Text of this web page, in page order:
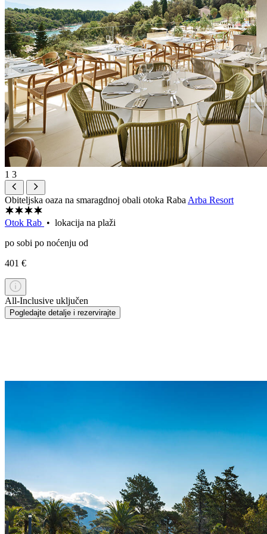
1 3
Obiteljska oaza na smaragdnoj obali otoka Raba Arba Resort
Otok Rab • lokacija na plaži
po sobi po noćenju od
401 €
All-Inclusive uključen
Pogledajte detalje i rezervirajte